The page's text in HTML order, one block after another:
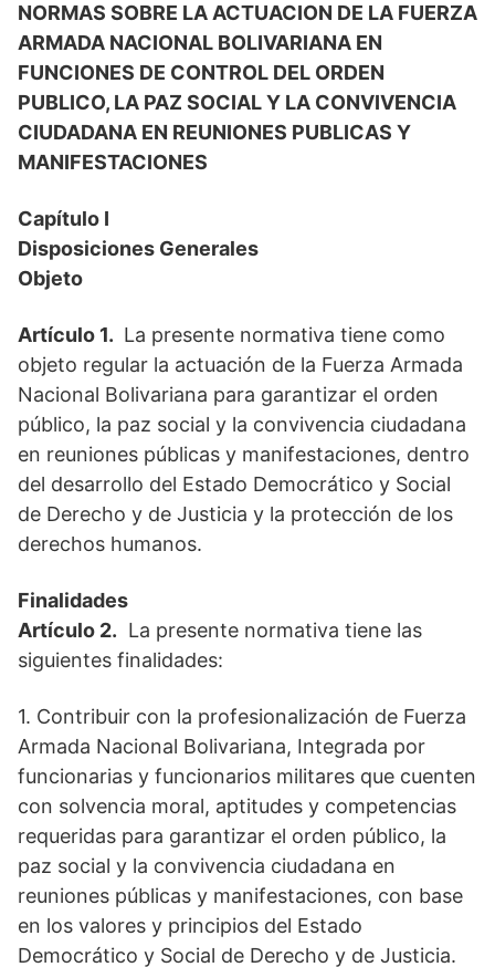
NORMAS SOBRE LA ACTUACION DE LA FUERZA
ARMADA NACIONAL BOLIVARIANA EN
FUNCIONES DE CONTROL DEL ORDEN
PUBLICO, LA PAZ SOCIAL Y LA CONVIVENCIA
CIUDADANA EN REUNIONES PUBLICAS Y
MANIFESTACIONES
Capítulo I
Disposiciones Generales
Objeto
Artículo 1. La presente normativa tiene como
objeto regular la actuación de la Fuerza Armada
Nacional Bolivariana para garantizar el orden
público, la paz social y la convivencia ciudadana
en reuniones públicas y manifestaciones, dentro
del desarrollo del Estado Democrático y Social
de Derecho y de Justicia y la protección de los
derechos humanos.
Finalidades
Artículo 2. La presente normativa tiene las
siguientes finalidades:
1. Contribuir con la profesionalización de Fuerza
Armada Nacional Bolivariana, Integrada por
funcionarias y funcionarios militares que cuenten
con solvencia moral, aptitudes y competencias
requeridas para garantizar el orden público, la
paz social y la convivencia ciudadana en
reuniones públicas y manifestaciones, con base
en los valores y principios del Estado
Democrático y Social de Derecho y de Justicia.